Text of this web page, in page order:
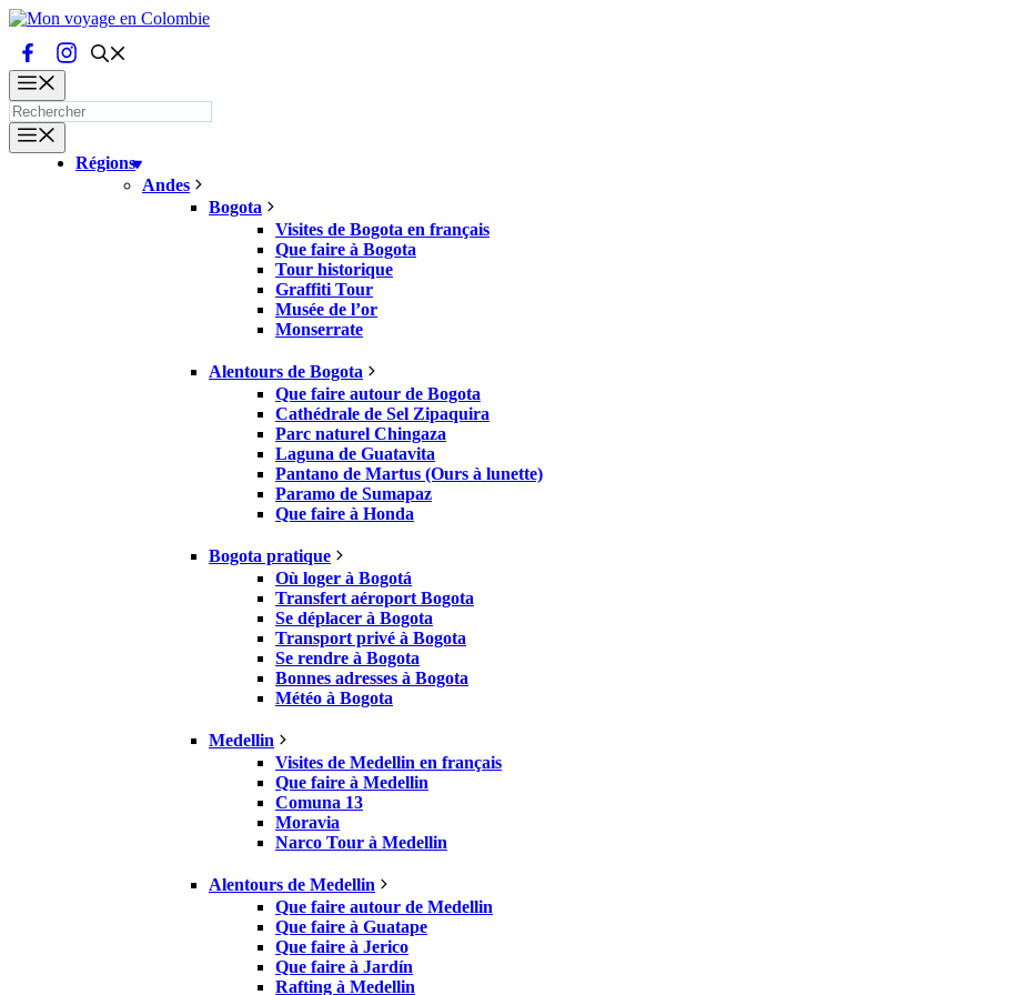
Aller
contenu
Régions
Andes
Bogota
Visites de Bogota en français
Que faire à Bogota
Tour historique
Graffiti Tour
Musée de l’or
Monserrate
Alentours de Bogota
Que faire autour de Bogota
Cathédrale de Sel Zipaquira
Parc naturel Chingaza
Laguna de Guatavita
Pantano de Martus (Ours à lunette)
Paramo de Sumapaz
Que faire à Honda
Bogota pratique
Où loger à Bogotá
Transfert aéroport Bogota
Se déplacer à Bogota
Transport privé à Bogota
Se rendre à Bogota
Bonnes adresses à Bogota
Météo à Bogota
Medellin
Visites de Medellin en français
Que faire à Medellin
Comuna 13
Moravia
Narco Tour à Medellin
Alentours de Medellin
Que faire autour de Medellin
Que faire à Guatape
Que faire à Jerico
Que faire à Jardín
Rafting à Medellin